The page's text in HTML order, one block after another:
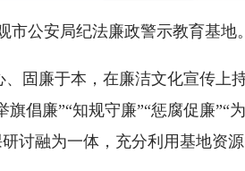
公安局纪法廉政警示教育基地。
廉于本，在廉洁文化宣传上
倡廉”“知规守廉”“惩腐促廉”“
讨融为一体，充分利用基地资源